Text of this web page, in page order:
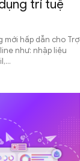
trí tuệ
mới hấp dẫn cho Trợ
như: nhập liệu